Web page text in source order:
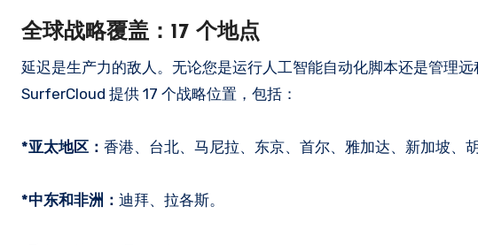
全球战略覆盖：17 个地点
延迟是生产力的敌人。无论您是运行人工智能自动化脚本还是管理
SurferCloud 提供 17 个战略位置，包括：
*亚太地区： 香港、台北、马尼拉、东京、首尔、雅加达、新加坡、
*中东和非洲： 迪拜、拉各斯。